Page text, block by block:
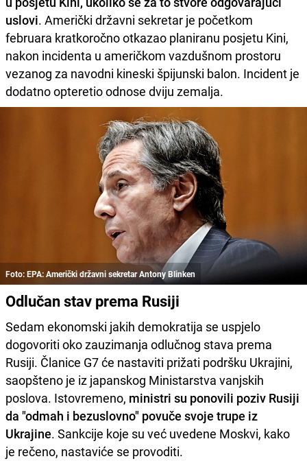
uslovi. Američki državni sekretar je početkom
februara kratkoročno otkazao planiranu posjetu Kini,
nakon incidenta u američkom vazdušnom prostoru
vezanog za navodni kineski špijunski balon. Incident je
dodatno opteretio odnose dviju zemalja.
Foto: EPA: Američki državni sekretar Antony Blinken
Odlučan stav prema Rusiji
Sedam ekonomski jakih demokratija se uspjelo
dogovoriti oko zauzimanja odlučnog stava prema
Rusiji. Članice G7 će nastaviti prižati podršku Ukrajini,
saopšteno je iz japanskog Ministarstva vanjskih
poslova. Istovremeno, ministri su ponovili poziv Rusiji
da "odmah i bezuslovno" povuče svoje trupe iz
Ukrajine. Sankcije koje su već uvedene Moskvi, kako
je rečeno, nastaviće se provoditi.